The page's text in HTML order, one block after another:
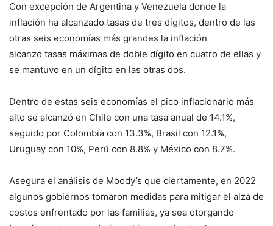
Con excepción de Argentina y Venezuela donde la
inflación ha alcanzado tasas de tres dígitos, dentro de las
otras seis economías más grandes la inflación
alcanzo tasas máximas de doble dígito en cuatro de ellas y
se mantuvo en un dígito en las otras dos.
Dentro de estas seis economías el pico inflacionario más
alto se alcanzó en Chile con una tasa anual de 14.1%,
seguido por Colombia con 13.3%, Brasil con 12.1%,
Uruguay con 10%, Perú con 8.8% y México con 8.7%.
Asegura el análisis de Moody’s que ciertamente, en 2022
algunos gobiernos tomaron medidas para mitigar el alza de
costos enfrentado por las familias, ya sea otorgando